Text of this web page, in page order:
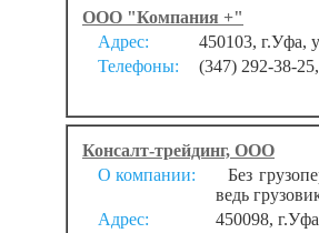
ООО "Компания +"
Адрес:
450103, г.Уфа,
Телефоны:
(347) 292-38-
Консалт-трейдинг, ООО
О компании:
Без
ведь
Адрес:
450098,